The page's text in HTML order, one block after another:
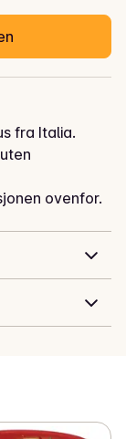
fra Italia.
ovenfor.